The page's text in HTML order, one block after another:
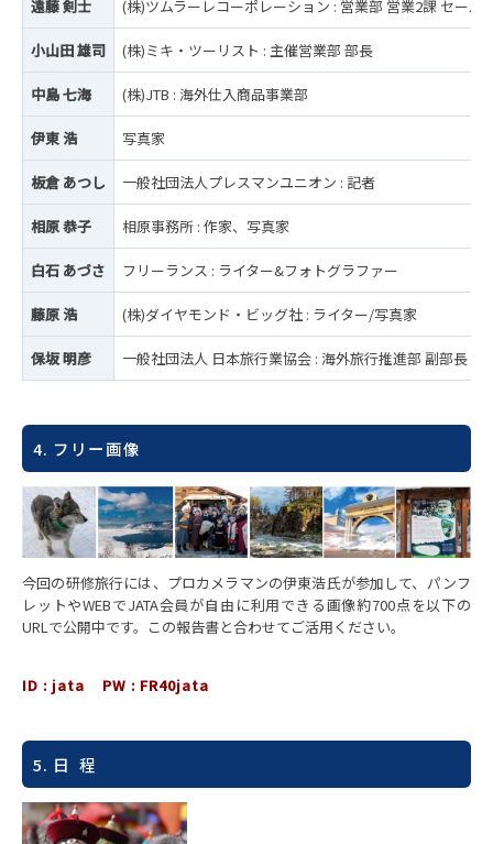
遠藤 剣士 (株)ツムラーレコーポレーション : 営業部 営業2課 セール
小山田 雄司 (株)ミキ・ツーリスト : 主催営業部 部長
中島 七海 (株)JTB : 海外仕入商品事業部
伊東 浩 写真家
板倉 あつし 一般社団法人プレスマンユニオン : 記者
相原 恭子 相原事務所 : 作家、写真家
白石 あづさ フリーランス : ライター&フォトグラファー
藤原 浩 (株)ダイヤモンド・ビッグ社 : ライター/写真家
保坂 明彦 一般社団法人 日本旅行業協会 : 海外旅行推進部 副部長
4. フリー画像
今回の研修旅行には、プロカメラマンの伊東浩氏が参加して、パンフ
レットやWEBでJATA会員が自由に利用できる画像約700点を以下の
URLで公開中です。この報告書と合わせてご活用ください。
ID : jata PW : FR40jata
5. 日 程